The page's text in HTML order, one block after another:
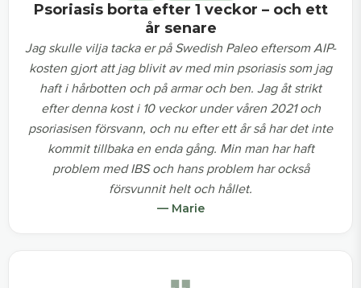
Psoriasis borta efter 1 veckor – och ett
år senare
Jag skulle vilja tacka er på Swedish Paleo eftersom AIP-
kosten gjort att jag blivit av med min psoriasis som jag
haft i hårbotten och på armar och ben. Jag åt strikt
efter denna kost i 10 veckor under våren 2021 och
psoriasisen försvann, och nu efter ett år så har det inte
kommit tillbaka en enda gång. Min man har haft
problem med IBS och hans problem har också
försvunnit helt och hållet.
— Marie